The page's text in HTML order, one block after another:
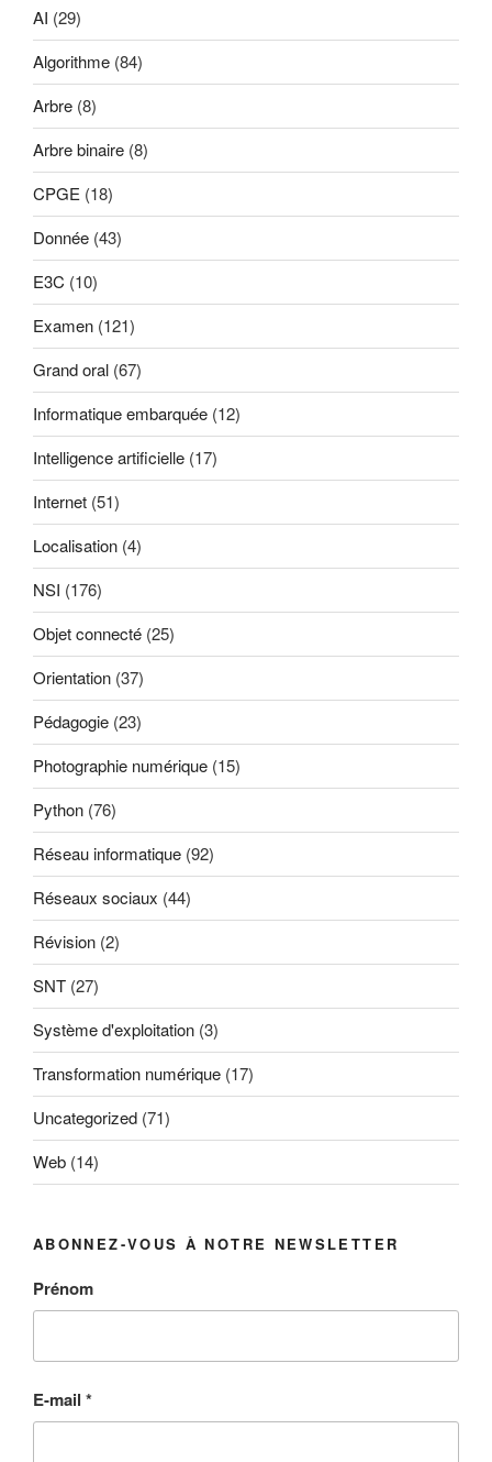
AI (29)
Algorithme (84)
Arbre (8)
Arbre binaire (8)
CPGE (18)
Donnée (43)
E3C (10)
Examen (121)
Grand oral (67)
Informatique embarquée (12)
Intelligence artificielle (17)
Internet (51)
Localisation (4)
NSI (176)
Objet connecté (25)
Orientation (37)
Pédagogie (23)
Photographie numérique (15)
Python (76)
Réseau informatique (92)
Réseaux sociaux (44)
Révision (2)
SNT (27)
Système d'exploitation (3)
Transformation numérique (17)
Uncategorized (71)
Web (14)
ABONNEZ-VOUS À NOTRE NEWSLETTER
Prénom
E-mail *